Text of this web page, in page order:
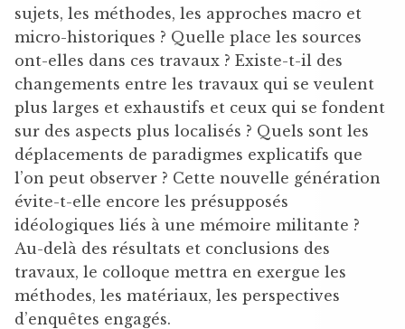
sujets, les méthodes, les approches macro et
micro-historiques ? Quelle place les sources
ont-elles dans ces travaux ? Existe-t-il des
changements entre les travaux qui se veulent
plus larges et exhaustifs et ceux qui se fondent
sur des aspects plus localisés ? Quels sont les
déplacements de paradigmes explicatifs que
l’on peut observer ? Cette nouvelle génération
évite-t-elle encore les présupposés
idéologiques liés à une mémoire militante ?
Au-delà des résultats et conclusions des
travaux, le colloque mettra en exergue les
méthodes, les matériaux, les perspectives
d’enquêtes engagés.